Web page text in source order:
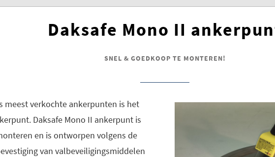
Daksafe Mono II
SNEL & GOEDKOOP TE MONTEREN!
meest verkochte ankerpunten is het
Daksafe Mono II ankerpunt is
en is ontworpen volgens de
van valbeveiligingsmiddelen